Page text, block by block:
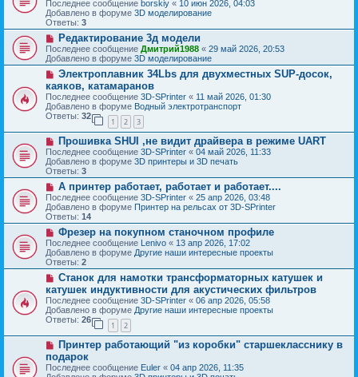
щ
е
н
е
о
е
с
о
о
б
щ
е
н
и
е
Последнее сообщение borskiy « 10 июн 2026, 04:03
Добавлено в форуме 3D моделирование
Ответы: 3
Н
о
в
о
е
с
о
о
б
е
и
е
Редактирование 3д модели
Последнее сообщение Дмитрий1988 « 29 май 2026, 20:53
Добавлено в форуме 3D моделирование
Н
в
о
е
с
о
б
щ
е
н
и
е
Электроплавник 34Lbs для двухместных SUP-досок,
каяков, катамаранов
Последнее сообщение 3D-SPrinter « 11 май 2026, 01:30
Добавлено в форуме Водный электротранспорт
Ответы: 32
1 2 3
Н
о
в
о
е
с
о
о
б
щ
е
н
и
е
Прошивка SHUI ,не видит драйвера в режиме UART
Последнее сообщение 3D-SPrinter « 04 май 2026, 11:33
Добавлено в форуме 3D принтеры и 3D печать
Ответы: 3
Н
о
в
о
е
с
о
о
б
щ
е
н
и
е
А принтер работает, работает и работает....
Последнее сообщение 3D-SPrinter « 25 апр 2026, 03:48
Добавлено в форуме Принтер на рельсах от 3D-SPrinter
Ответы: 14
Н
о
в
о
е
с
о
о
б
щ
е
н
е
Фрезер на покупном станочном профиле
Последнее сообщение Lenivo « 13 апр 2026, 17:02
Добавлено в форуме Другие наши интересные проекты
Ответы: 2
Н
в
о
е
с
о
щ
е
Станок для намотки трансформаторных катушек и
катушек индуктивности для акустических фильтров
Последнее сообщение 3D-SPrinter « 06 апр 2026, 05:58
Добавлено в форуме Другие наши интересные проекты
Ответы: 26
1 2
Н
в
о
Принтер работающий "из коробки" старшекласснику в
подарок
Последнее сообщение Euler « 04 апр 2026, 11:35